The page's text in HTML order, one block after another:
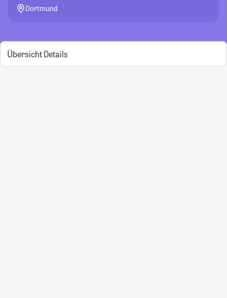
Dortmund
Übersicht Details